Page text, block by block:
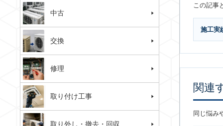
この記事
施工実
関連
同じ悩み
中古
交換
修理
取り付け工事
取り外し・撤去・回収